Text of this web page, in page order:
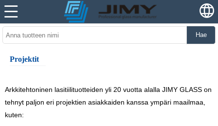
Hae
Projektit
Arkkitehtoninen lasitiilituotteiden yli 20 vuotta alalla JIMY GLASS on
tehnyt paljon eri projektien asiakkaiden kanssa ympäri maailmaa,
kuten: